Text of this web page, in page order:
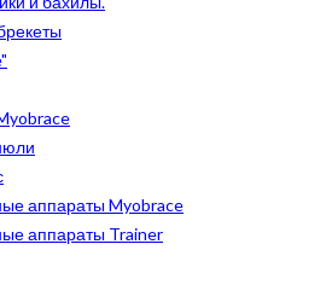
аппараты Myobrace
аппараты Trainer